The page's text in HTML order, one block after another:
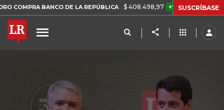
BANCO DE LA REPÚBLICA $ 408.498,97 +$ 8.753,81 +2,19%
SUSCRÍBASE